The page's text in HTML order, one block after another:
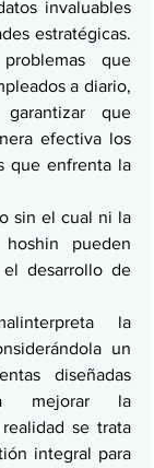
invaluables
estratégicas.
que
a diario,
que
efectiva los
que enfrenta la
sin el cual ni la
pueden
desarrollo de
la
un
diseñadas
mejorar la
se trata
integral para